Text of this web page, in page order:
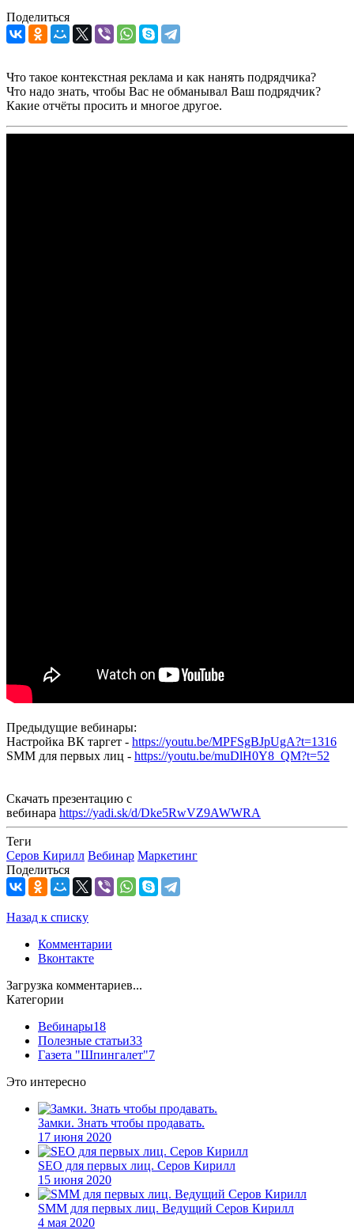
Поделиться
Что такое контекстная реклама и как нанять подрядчика?
Что надо знать, чтобы Вас не обманывал Ваш подрядчик?
Какие отчёты просить и многое другое.
Предыдущие вебинары:
Настройка ВК таргет - https://youtu.be/MPFSgBJpUgA?t=1316
SMM для первых лиц - https://youtu.be/muDlH0Y8_QM?t=52
Скачать презентацию с
вебинара https://yadi.sk/d/Dke5RwVZ9AWWRA
Теги
Серов Кирилл Вебинар Маркетинг
Поделиться
Назад к списку
Комментарии
Вконтакте
Загрузка комментариев...
Категории
Вебинары18
Полезные статьи33
Газета "Шпингалет"7
Это интересно
Замки. Знать чтобы продавать.
17 июня 2020
SEO для первых лиц. Серов Кирилл
15 июня 2020
SMM для первых лиц. Ведущий Серов Кирилл
4 мая 2020